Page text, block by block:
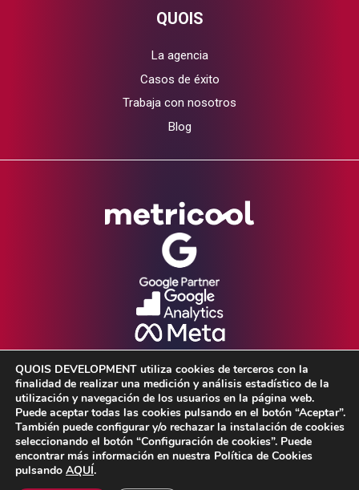
QUOIS
La agencia
Casos de éxito
Trabaja con nosotros
Blog
Aviso Legal •
Política de Privacidad •
QUOIS DEVELOPMENT utiliza cookies de terceros con la
finalidad de realizar una medición y análisis estadístico de la
utilización y navegación de los usuarios en la página web.
Puede aceptar todas las cookies pulsando en el botón “Aceptar”.
También puede configurar y/o rechazar la instalación de cookies
seleccionando el botón “Configuración de cookies”. Puede
encontrar más información en nuestra Política de Cookies
pulsando AQUÍ.